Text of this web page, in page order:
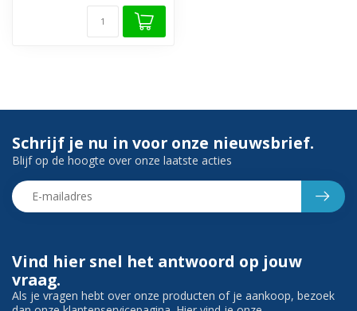
Vind hier snel het antwoord op jouw
vraag.
Als je vragen hebt over onze producten of je aankoop, bezoek
Schrijf je nu in voor onze nieuwsbrief.
Blijf op de hoogte over onze laatste acties